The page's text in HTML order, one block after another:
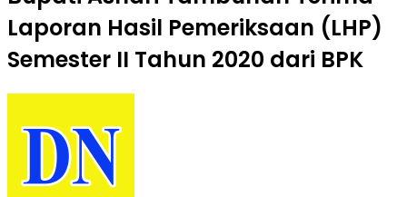
Laporan Hasil Pemeriksaan (LHP)
Semester II Tahun 2020 dari BPK